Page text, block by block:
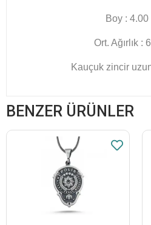
Boy : 4.00
Ort. Ağırlık :
Kauçuk zincir
BENZER ÜRÜNLER